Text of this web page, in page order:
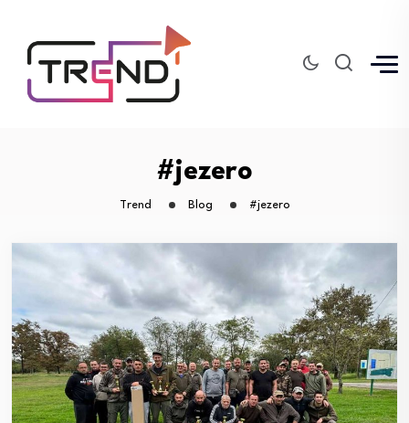
#jezero
Trend Blog #jezero